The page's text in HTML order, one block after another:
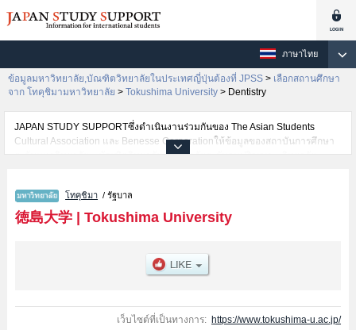
ภาษาไทย
ข้อมูลมหาวิทยาลัย,บัณฑิตวิทยาลัยในประเทศญี่ปุ่นต้องที่ JPSS > เลือกสถานศึกษา
จาก โทคุชิมามหาวิทยาลัย > Tokushima University > Dentistry
JAPAN STUDY SUPPORTซึ่งดำเนินงานร่วมกันของ The Asian Students
Cultural Association และ Benesse Corporationให้ข้อมูลของสถาบันการศึกษา
ระดับมหาวิทยาลัย・บัณฑิตวิทยาลัย・วิทยาลัยระดับอนุปริญญา・วิทยาลัย
ต่างชาติเช่นข้อมูลของแต่ละคณะ,ข้อมูลการสอบคัดเลือกเข้าศึกษาเช่นจำนวนคน
ที่รับสมัครหรือจำนวนคนที่ผ่านการสอบคัดเลือกเป็นต้น,แนะนำสถานที่,การเดิน
ทางเป็นต้นไว้ด้วยดังนั้นขอเชิญใช้บริการค้นหาข้อมูลตามอัธยาศัย
โทคุชิมา / รัฐบาล
徳島大学| Tokushima University
เว็บไซต์ที่เป็นทางการ: https://www.tokushima-u.ac.jp/